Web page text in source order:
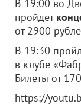
В 19:00 во
пройдет
от 2900
В 19:30
в клубе
Билеты от
https://